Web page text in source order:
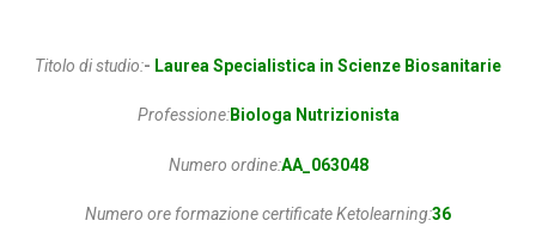
Titolo di studio:- Laurea Specialistica in Scienze Biosanitarie
Professione:Biologa Nutrizionista
Numero ordine:AA_063048
Numero ore formazione certificate Ketolearning:36